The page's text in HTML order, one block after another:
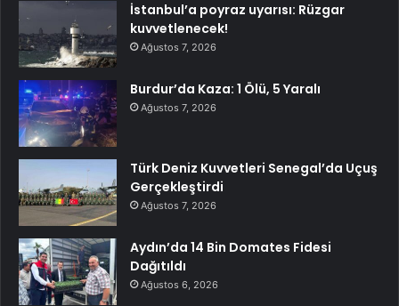
İstanbul’a poyraz uyarısı: Rüzgar
kuvvetlenecek!
Ağustos 7, 2026
Burdur’da Kaza: 1 Ölü, 5 Yaralı
Ağustos 7, 2026
Türk Deniz Kuvvetleri Senegal’da Uçuş
Gerçekleştirdi
Ağustos 7, 2026
Aydın’da 14 Bin Domates Fidesi
Dağıtıldı
Ağustos 6, 2026